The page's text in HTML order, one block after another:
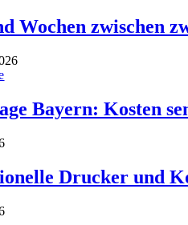
Wochen zwischen
Bayern: Kosten
Drucker und